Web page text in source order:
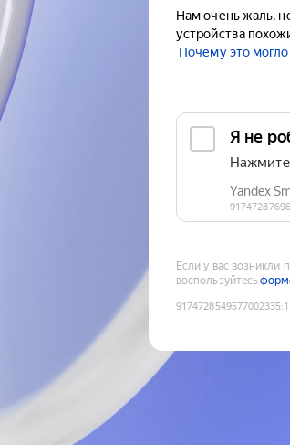
Нам очень жаль,
устройства
Почему это
Если у вас возникли
воспользуйтесь
9174728549577002335: